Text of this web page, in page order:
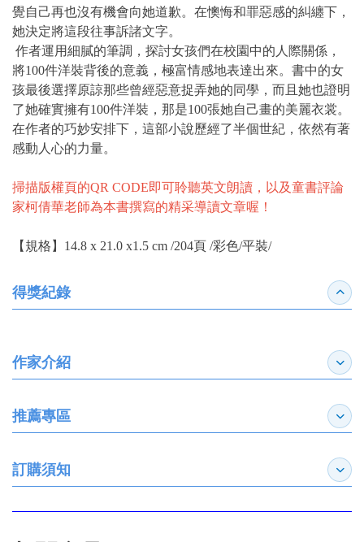
覺自己再也沒有機會向她道歉。在懊悔和罪惡感的糾纏下，
她決定將這段往事訴諸文字。
‭ ‬作者運用細膩的筆調，探討女孩們在校園中的人際關係，
將100件洋裝背後的意義，極富情感地表達出來。書中的女
孩最後選擇原諒那些曾經惡意捉弄她的同學，而且她也證明
了她確實擁有100件洋裝，那是100張她自己畫的美麗衣裳。
在作者的巧妙安排下，這部小說歷經了半個世紀，依然有著
感動人心的力量。
掃描版權頁的QR CODE即可聆聽英文朗讀，以及童書評論
家柯倩華老師為本書撰寫的精采導讀文章喔！
【規格】14.8‭ ‬x‭ ‬21.0‭ ‬x1.5‭ ‬cm /204頁 /彩色/平裝/
得獎紀錄 收合
作家介紹 展開
推薦專區 展開
訂購須知 展開